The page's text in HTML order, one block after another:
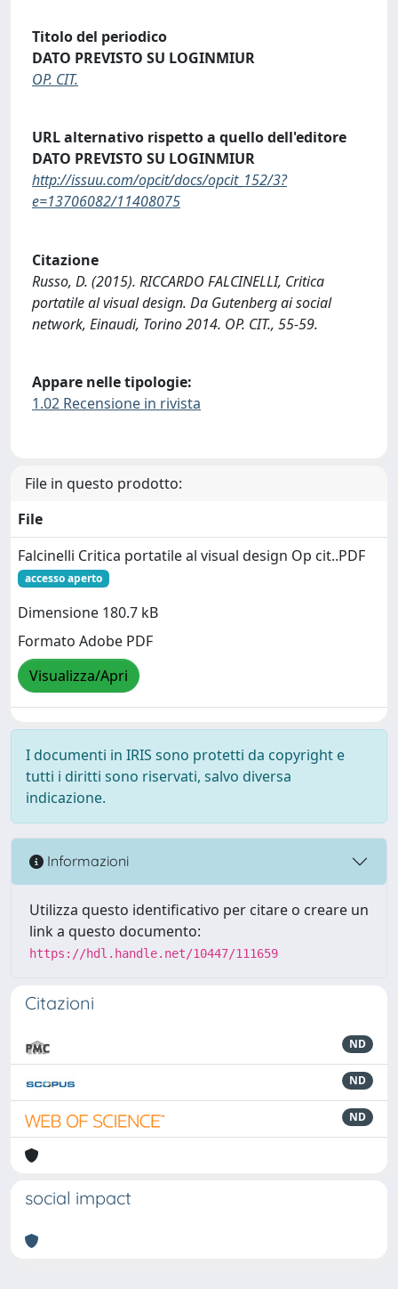
Titolo del periodico
DATO PREVISTO SU LOGINMIUR
OP. CIT.
URL alternativo rispetto a quello dell'editore
DATO PREVISTO SU LOGINMIUR
http://issuu.com/opcit/docs/opcit_152/3?
e=13706082/11408075
Citazione
Russo, D. (2015). RICCARDO FALCINELLI, Critica
portatile al visual design. Da Gutenberg ai social
network, Einaudi, Torino 2014. OP. CIT., 55-59.
Appare nelle tipologie:
1.02 Recensione in rivista
File in questo prodotto:
File
Falcinelli Critica portatile al visual design Op cit..PDF
accesso aperto
Dimensione 180.7 kB
Formato Adobe PDF
Visualizza/Apri
I documenti in IRIS sono protetti da copyright e
tutti i diritti sono riservati, salvo diversa
indicazione.
Informazioni
Utilizza questo identificativo per citare o creare un
link a questo documento:
https://hdl.handle.net/10447/111659
Citazioni
ND
ND
ND
social impact